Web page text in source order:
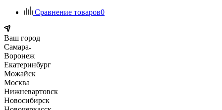
Сравнение товаров0
Ваш город
Самара
Воронеж
Екатеринбург
Можайск
Москва
Нижневартовск
Новосибирск